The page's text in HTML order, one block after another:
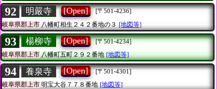
92 明嚴寺 [Open]
[〒501-4236]
岐阜県郡上市 八幡町相生２４２番地の３ [地図等]
93 楊柳寺 [Open]
[〒501-4234]
岐阜県郡上市八幡町五町２９２番地 [地図等]
94 養泉寺 [Open]
[〒501-4301]
岐阜県郡上市明宝大谷７７８番地 [地図等]